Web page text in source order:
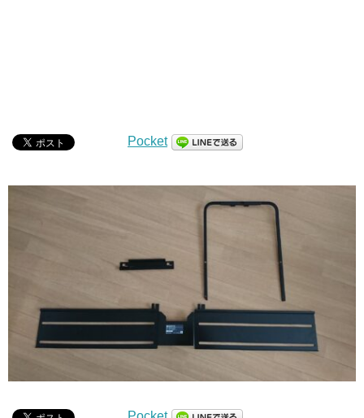
Pocket